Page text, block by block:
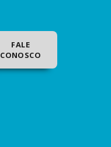
FALE
CONOSCO